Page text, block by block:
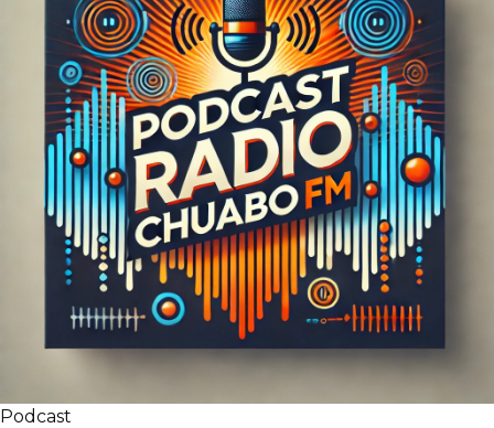
Podcast